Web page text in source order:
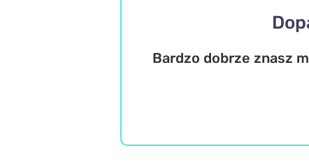
Bardzo dobrze znasz